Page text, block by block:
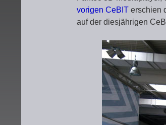
vorigen CeBIT erschien
auf der diesjährigen